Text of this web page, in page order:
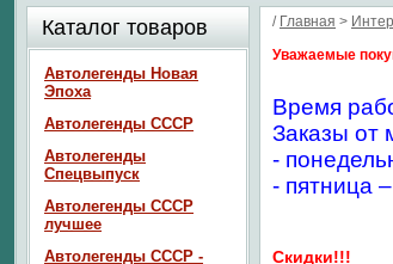
/ Главная >
Уважаемые
Время
Заказы от
-
- пятница
Скидки!!!
Каталог товаров
Автолегенды Новая
Эпоха
Автолегенды СССР
Автолегенды
Спецвыпуск
Автолегенды СССР
лучшее
Автолегенды СССР -